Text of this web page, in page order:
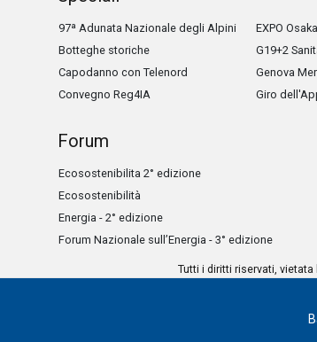
97ª Adunata Nazionale degli Alpini
Botteghe storiche
Capodanno con Telenord
Convegno Reg4IA
EXPO
G19+2
Genova
Giro
Forum
Ecosostenibilita 2° edizione
Ecosostenibilità
Energia - 2° edizione
Forum Nazionale sull’Energia - 3° edizione
Tutti i diritti riservati,